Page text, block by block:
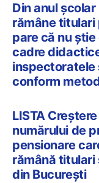
Din anul
rămâne titulari
pare că nu
cadre
inspectoratele
conform
LISTA
numărului de
pensionare
rămână titulari
din București